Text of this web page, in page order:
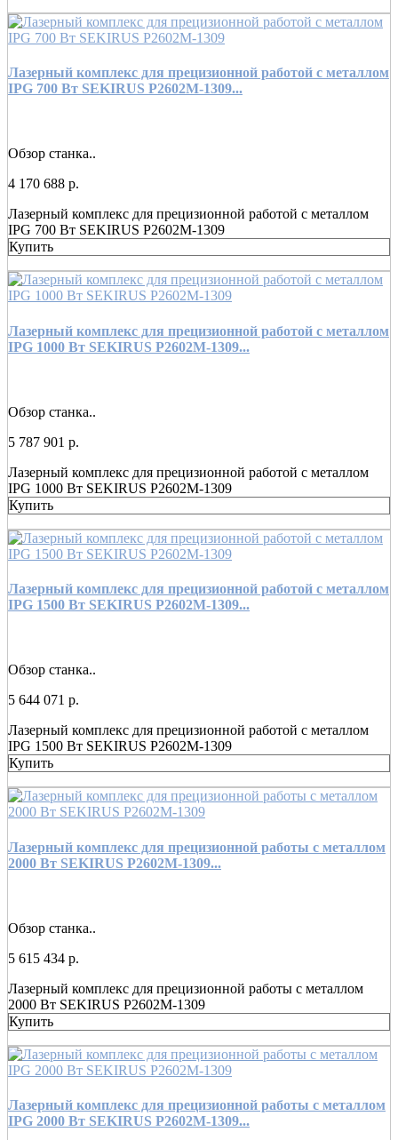
Лазерный комплекс для прецизионной работой с металлом
IPG 700 Вт SEKIRUS P2602M-1309...
Обзор станка..
4 170 688 р.
Лазерный комплекс для прецизионной работой с металлом
IPG 700 Вт SEKIRUS P2602M-1309
Купить
Лазерный комплекс для прецизионной работой с металлом
IPG 1000 Вт SEKIRUS P2602M-1309...
Обзор станка..
5 787 901 р.
Лазерный комплекс для прецизионной работой с металлом
IPG 1000 Вт SEKIRUS P2602M-1309
Купить
Лазерный комплекс для прецизионной работой с металлом
IPG 1500 Вт SEKIRUS P2602M-1309...
Обзор станка..
5 644 071 р.
Лазерный комплекс для прецизионной работой с металлом
IPG 1500 Вт SEKIRUS P2602M-1309
Купить
Лазерный комплекс для прецизионной работы с металлом
2000 Вт SEKIRUS P2602M-1309...
Обзор станка..
5 615 434 р.
Лазерный комплекс для прецизионной работы с металлом
2000 Вт SEKIRUS P2602M-1309
Купить
Лазерный комплекс для прецизионной работы с металлом
IPG 2000 Вт SEKIRUS P2602M-1309...